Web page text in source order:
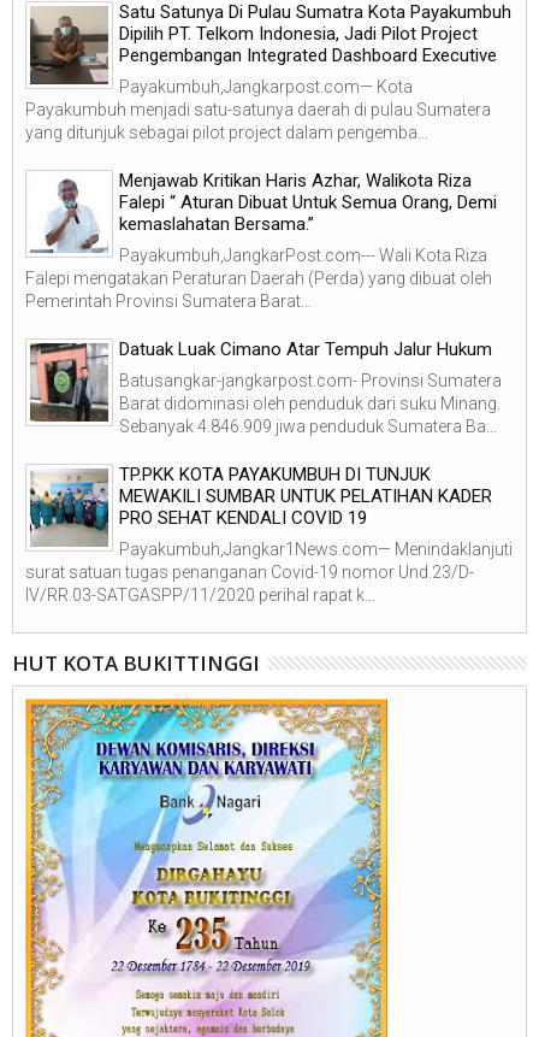
Satu Satunya Di Pulau Sumatra Kota Payakumbuh
Dipilih PT. Telkom Indonesia, Jadi Pilot Project
Pengembangan Integrated Dashboard Executive
Payakumbuh,Jangkarpost.com— Kota
Payakumbuh menjadi satu-satunya daerah di pulau Sumatera
yang ditunjuk sebagai pilot project dalam pengemba...
Menjawab Kritikan Haris Azhar, Walikota Riza
Falepi “ Aturan Dibuat Untuk Semua Orang, Demi
kemaslahatan Bersama.”
Payakumbuh,JangkarPost.com--- Wali Kota Riza
Falepi mengatakan Peraturan Daerah (Perda) yang dibuat oleh
Pemerintah Provinsi Sumatera Barat...
Datuak Luak Cimano Atar Tempuh Jalur Hukum
Batusangkar-jangkarpost.com- Provinsi Sumatera
Barat didominasi oleh penduduk dari suku Minang.
Sebanyak 4.846.909 jiwa penduduk Sumatera Ba...
TP.PKK KOTA PAYAKUMBUH DI TUNJUK
MEWAKILI SUMBAR UNTUK PELATIHAN KADER
PRO SEHAT KENDALI COVID 19
Payakumbuh,Jangkar1News.com— Menindaklanjuti
surat satuan tugas penanganan Covid-19 nomor Und.23/D-
IV/RR.03-SATGASPP/11/2020 perihal rapat k...
HUT KOTA BUKITTINGGI